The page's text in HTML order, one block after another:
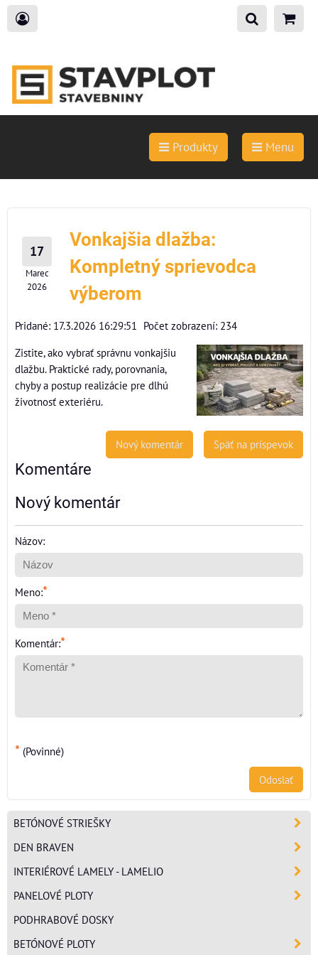
Produkty Menu
17
Marec
2026
Vonkajšia dlažba:
Kompletný sprievodca
výberom
Pridané: 17.3.2026 16:29:51 Počet zobrazení: 234
Zistite, ako vybrať správnu vonkajšiu
dlažbu. Praktické rady, porovnania,
chyby a postup realizácie pre dlhú
životnosť exteriéru.
Späť na príspevok
Nový komentár
Komentáre
Nový komentár
Názov:
Meno:*
Komentár:*
* (Povinné)
Odoslať
BETÓNOVÉ STRIEŠKY
DEN BRAVEN
INTERIÉROVÉ LAMELY - LAMELIO
PANELOVÉ PLOTY
PODHRABOVÉ DOSKY
BETÓNOVÉ PLOTY